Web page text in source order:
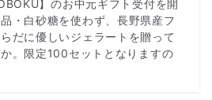
】のお中元ギフト受付を開
・白砂糖を使わず、長野県産フ
だに優しいジェラートを贈って
。限定100セットとなりますの